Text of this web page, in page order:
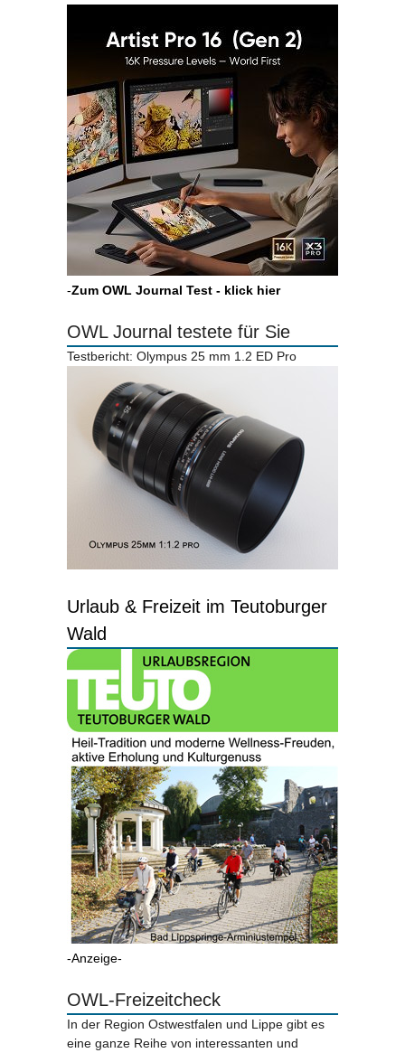
-Zum OWL Journal Test - klick hier
OWL Journal testete für Sie
Testbericht: Olympus 25 mm 1.2 ED Pro
Urlaub & Freizeit im Teutoburger
Wald
-Anzeige-
OWL-Freizeitcheck
In der Region Ostwestfalen und Lippe gibt es
eine ganze Reihe von interessanten und